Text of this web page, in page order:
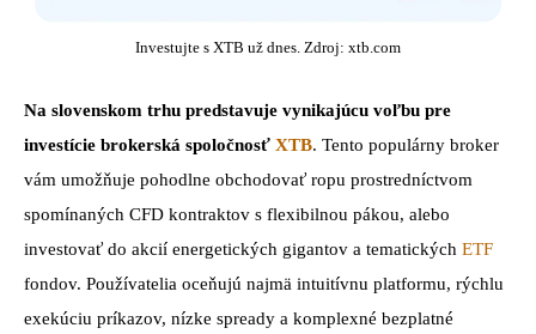
Investujte s XTB už dnes. Zdroj: xtb.com
Na slovenskom trhu predstavuje vynikajúcu voľbu pre
investície brokerská spoločnosť XTB. Tento populárny broker
vám umožňuje pohodlne obchodovať ropu prostredníctvom
spomínaných CFD kontraktov s flexibilnou pákou, alebo
investovať do akcií energetických gigantov a tematických ETF
fondov. Používatelia oceňujú najmä intuitívnu platformu, rýchlu
exekúciu príkazov, nízke spready a komplexné bezplatné